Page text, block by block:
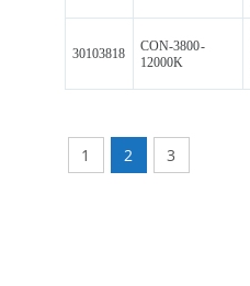
30103818
CON-3800-
12000K
1 2 3